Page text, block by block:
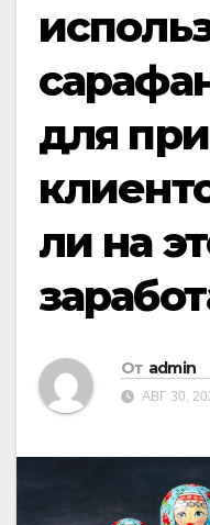
для
ли на
От admin
АВГ 30,